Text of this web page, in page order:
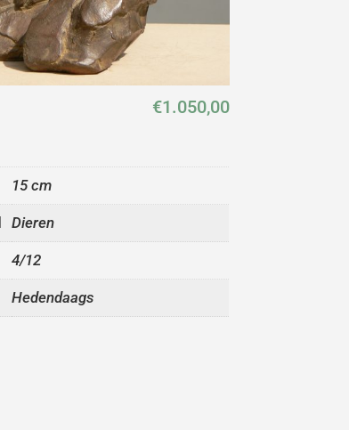
€1.050,00
15 cm
Dieren
4/12
Hedendaags